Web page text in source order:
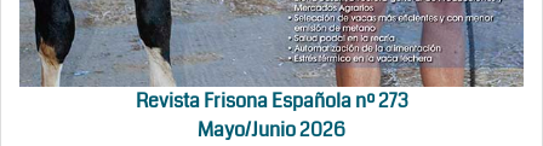
Revista Frisona Española nº 273
Mayo/Junio 2026